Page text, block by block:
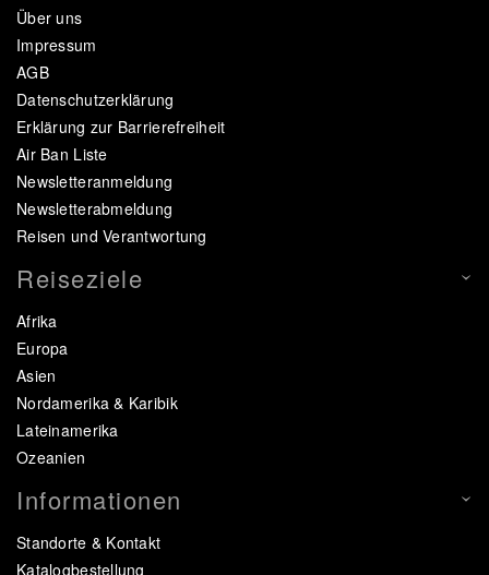
Über uns
Impressum
AGB
Datenschutzerklärung
Erklärung zur Barrierefreiheit
Air Ban Liste
Newsletteranmeldung
Newsletterabmeldung
Reisen und Verantwortung
Reiseziele
Afrika
Europa
Asien
Nordamerika & Karibik
Lateinamerika
Ozeanien
Informationen
Standorte & Kontakt
Katalogbestellung